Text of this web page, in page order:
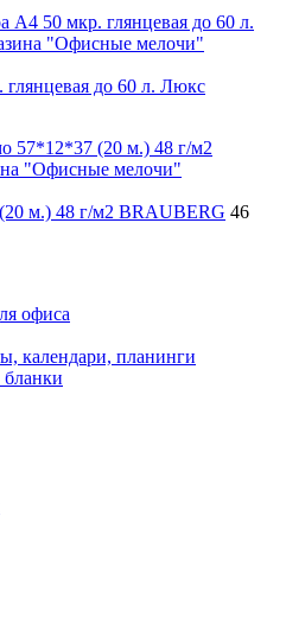
до 60 л. Люкс
м.) 48 г/м2 BRAUBERG 46
офиса
календари, планинги
бланки